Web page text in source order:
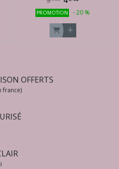
PROMOTION -20 %
OFFERTS
france)